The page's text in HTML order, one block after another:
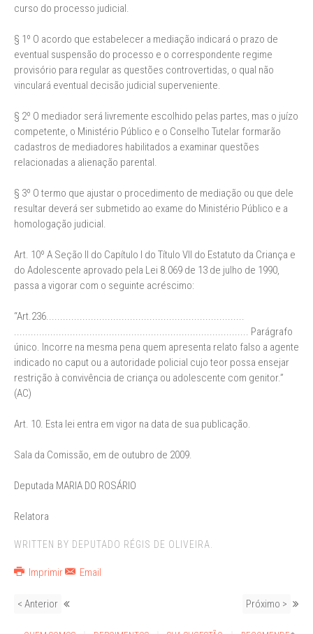
curso do processo judicial.
§ 1º O acordo que estabelecer a mediação indicará o prazo de
eventual suspensão do processo e o correspondente regime
provisório para regular as questões controvertidas, o qual não
vinculará eventual decisão judicial superveniente.
§ 2º O mediador será livremente escolhido pelas partes, mas o juízo
competente, o Ministério Público e o Conselho Tutelar formarão
cadastros de mediadores habilitados a examinar questões
relacionadas a alienação parental.
§ 3º O termo que ajustar o procedimento de mediação ou que dele
resultar deverá ser submetido ao exame do Ministério Público e a
homologação judicial.
Art. 10º A Seção II do Capítulo I do Título VII do Estatuto da Criança e
do Adolescente aprovado pela Lei 8.069 de 13 de julho de 1990,
passa a vigorar com o seguinte acréscimo:
“Art.236.......................................................................
.................................................................................... Parágrafo
único. Incorre na mesma pena quem apresenta relato falso a agente
indicado no caput ou a autoridade policial cujo teor possa ensejar
restrição à convivência de criança ou adolescente com genitor.”
(AC)
Art. 10. Esta lei entra em vigor na data de sua publicação.
Sala da Comissão, em de outubro de 2009.
Deputada MARIA DO ROSÁRIO
Relatora
WRITTEN BY DEPUTADO RÉGIS DE OLIVEIRA.
Imprimir Email
< Anterior Próximo >